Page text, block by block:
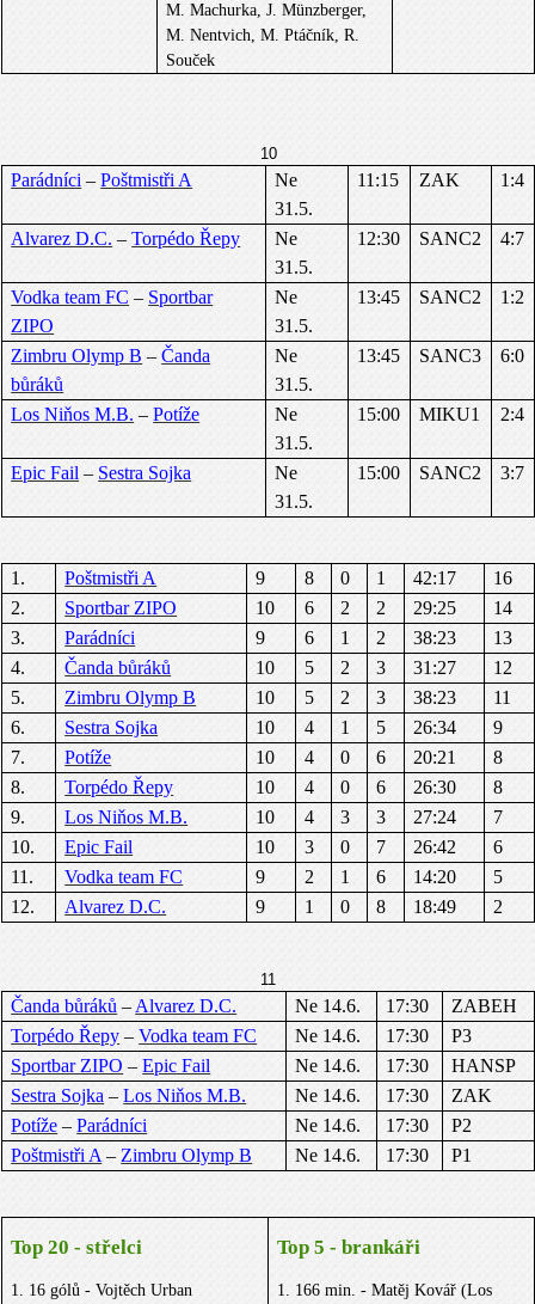
M. Machurka, J. Münzberger,
M. Nentvich, M. Ptáčník, R.
Souček
10
Parádníci –Poštmistři A
Ne
31.5.
11:15 ZAK 1:4
Alvarez D.C. –Torpédo Řepy
Ne
31.5.
12:30 SANC2 4:7
Vodka team FC – Sportbar
ZIPO
Ne
31.5.
13:45 SANC2 1:2
Zimbru Olymp B –Čanda
bůráků
Ne
31.5.
13:45 SANC3 6:0
Los Niňos M.B. –Potíže
Ne
31.5.
15:00 MIKU1 2:4
Epic Fail – Sestra Sojka
Ne
31.5.
15:00 SANC2 3:7
1. Poštmistři A 9 8 0 1 42:17
16
2.
Sportbar ZIPO 10 6 2 2 29:25
14
3.
Parádníci 9 6 1 2 38:23
13
4.
Čanda bůráků 10 5 2 3 31:27
12
5.
Zimbru Olymp B 10 5 2 3 38:23
11
6.
Sestra Sojka 10 4 1 5 26:34
9
7.
Potíže 10 4 0 6 20:21
8
8.
Torpédo Řepy 10 4 0 6 26:30
8
9.
Los Niňos M.B. 10 4 3 3 27:24
7
10.
Epic Fail 10 3 0 7 26:42
6
11.
Vodka team FC 9 2 1 6 14:20
5
12.
Alvarez D.C. 9 1 0 8 18:49 2
11
Čanda bůráků –Alvarez D.C. Ne 14.6. 17:30
ZABEH
Torpédo Řepy–Vodka team FC Ne 14.6. 17:30
P3
Sportbar ZIPO –Epic Fail Ne 14.6. 17:30
HANSP
Sestra Sojka –Los Niňos M.B. Ne 14.6. 17:30
ZAK
Potíže–Parádníci Ne 14.6. 17:30
P2
Poštmistři A – Zimbru Olymp B Ne 14.6. 17:30 P1
Top 20 - střelci
1. 16 gólů - Vojtěch Urban
Top 5 - brankáři
1. 166 min. - Matěj Kovář (Los